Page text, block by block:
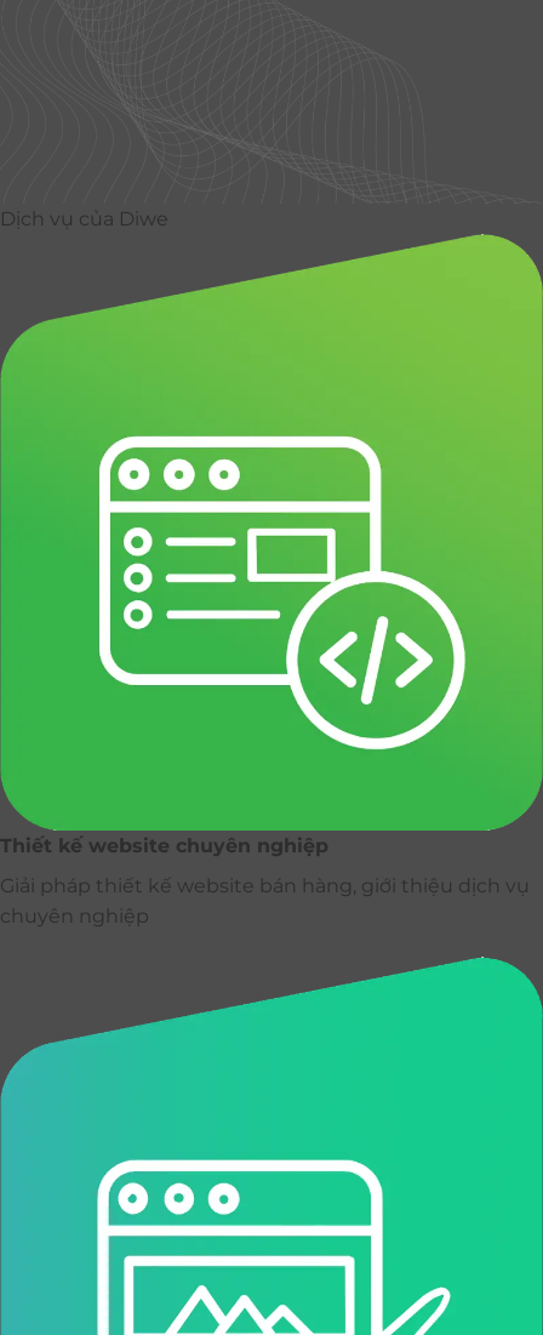
Dịch vụ của Diwe
Thiết kế website chuyên nghiệp
Giải pháp thiết kế website bán hàng, giới thiệu dịch vụ
chuyên nghiệp